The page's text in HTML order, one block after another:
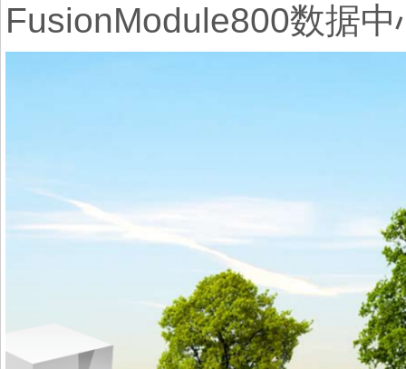
FusionModule800数据